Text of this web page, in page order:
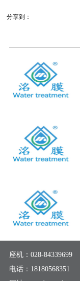
分享到：
座机： 028-84339699
电话： 18180568351